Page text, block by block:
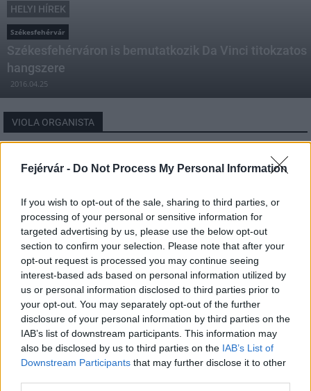
Fejérvár - Do Not Process My Personal Information
If you wish to opt-out of the sale, sharing to third parties, or
processing of your personal or sensitive information for
targeted advertising by us, please use the below opt-out
section to confirm your selection. Please note that after your
opt-out request is processed you may continue seeing
interest-based ads based on personal information utilized by
us or personal information disclosed to third parties prior to
your opt-out. You may separately opt-out of the further
disclosure of your personal information by third parties on the
IAB’s list of downstream participants. This information may
also be disclosed by us to third parties on the IAB’s List of
Downstream Participants that may further disclose it to other
HELYI HÍREK
Székesfehérvár
Székesfehérváron is bemutatkozik Da Vinci titokzatos
hangszere
2016.04.25
VIOLA ORGANISTA
Név
E-mail cím
Feliratkozom a hírlevélre és elfogadom azadatvédelmi
szabályzatot!
FELIRATKOZÁS